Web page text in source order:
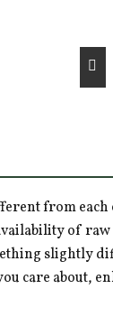
from
of
slightly
care about,